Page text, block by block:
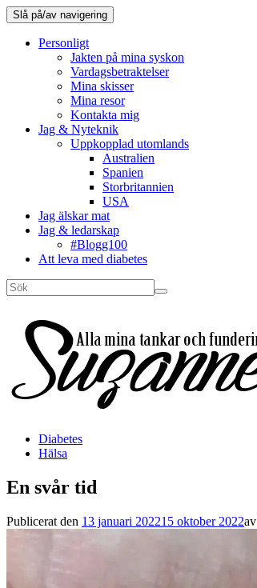
Slå på/av navigering
Personligt
Jakten på mina syskon
Vardagsbetraktelser
Mina skisser
Mina resor
Kontakta mig
Jag & Nyteknik
Uppkopplad utomlands
Australien
Spanien
Storbritannien
USA
Jag älskar mat
Jag & ledarskap
#Blogg100
Att leva med diabetes
Diabetes
Hälsa
En svår tid
Publicerat den 13 januari 202215 oktober 2022av